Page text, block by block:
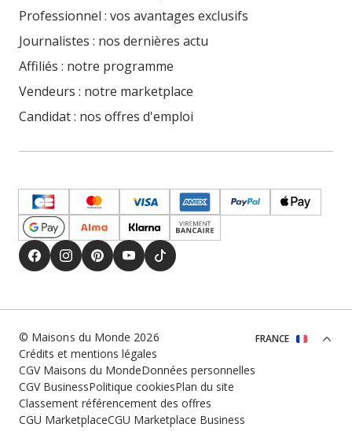
Professionnel : vos avantages exclusifs
Journalistes : nos dernières actu
Affiliés : notre programme
Vendeurs : notre marketplace
Candidat : nos offres d'emploi
© Maisons du Monde 2026
Crédits et mentions légales
CGV Maisons du MondeDonnées personnelles
CGV BusinessPolitique cookiesPlan du site
Classement référencement des offres
CGU MarketplaceCGU Marketplace Business
FRANCE